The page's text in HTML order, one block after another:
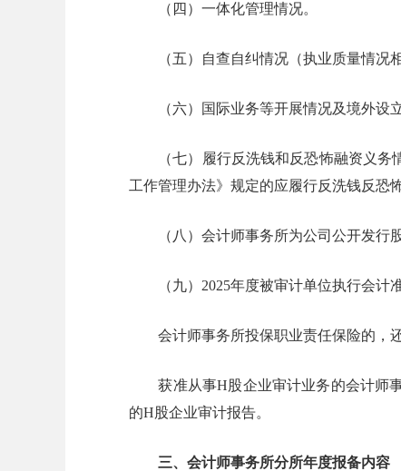
（四）一体化管理情况。
（五）自查自纠情况（执业质量情况相
（六）国际业务等开展情况及境外设立
（七）履行反洗钱和反恐怖融资义务情
工作管理办法》规定的应履行反洗钱反恐
（八）会计师事务所为公司公开发行股
（九）2025年度被审计单位执行会计
会计师事务所投保职业责任保险的，还
获准从事H股企业审计业务的会计师事
的H股企业审计报告。
三、会计师事务所分所年度报备内容